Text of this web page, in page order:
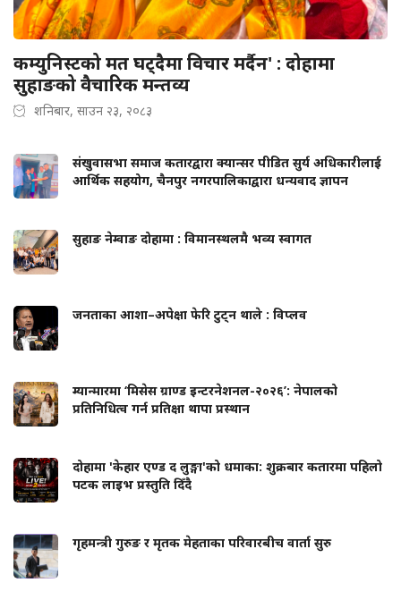
कम्युनिस्टको मत घट्दैमा विचार मर्दैन' : दोहामा
सुहाङको वैचारिक मन्तव्य
शनिबार, साउन २३, २०८३
संखुवासभा समाज कतारद्वारा क्यान्सर पीडित सुर्य अधिकारीलाई
आर्थिक सहयोग, चैनपुर नगरपालिकाद्वारा धन्यवाद ज्ञापन
सुहाङ नेम्वाङ दोहामा : विमानस्थलमै भव्य स्वागत
जनताका आशा–अपेक्षा फेरि टुट्न थाले : विप्लव
म्यान्मारमा ‘मिसेस ग्राण्ड इन्टरनेशनल-२०२६’: नेपालको
प्रतिनिधित्व गर्न प्रतिक्षा थापा प्रस्थान
दोहामा 'केहार एण्ड द लुङ्गा'को धमाका: शुक्रबार कतारमा पहिलो
पटक लाइभ प्रस्तुति दिँदै
गृहमन्त्री गुरुङ र मृतक मेहताका परिवारबीच वार्ता सुरु